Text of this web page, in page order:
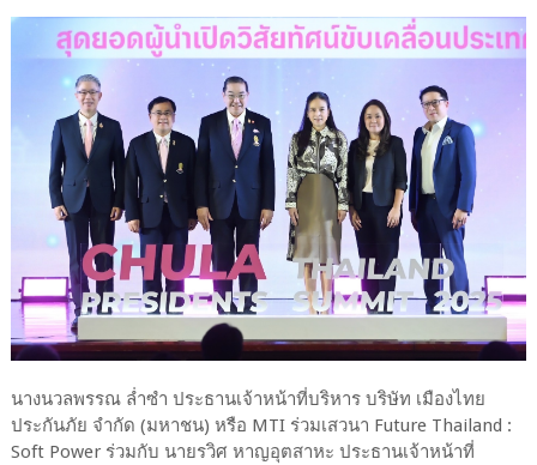
นางนวลพรรณ ล่ำซำ ประธานเจ้าหน้าที่บริหาร บริษัท เมืองไทย
ประกันภัย จำกัด (มหาชน) หรือ MTI ร่วมเสวนา Future Thailand :
Soft Power ร่วมกับ นายรวิศ หาญอุตสาหะ ประธานเจ้าหน้าที่